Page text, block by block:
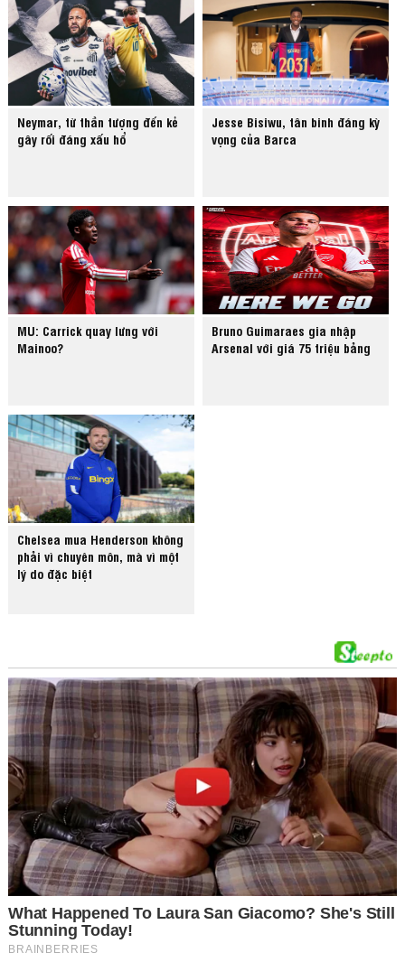
Neymar, từ thần tượng đến kẻ
gây rối đáng xấu hổ
Jesse Bisiwu, tân binh đáng kỳ
vọng của Barca
MU: Carrick quay lưng với
Mainoo?
Bruno Guimaraes gia nhập
Arsenal với giá 75 triệu bảng
Chelsea mua Henderson không
phải vì chuyên môn, mà vì một
lý do đặc biệt